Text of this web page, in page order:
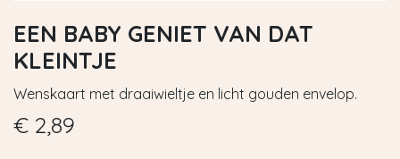
EEN BABY GENIET VAN DAT
KLEINTJE
Wenskaart met draaiwieltje en licht gouden envelop.
€ 2,89